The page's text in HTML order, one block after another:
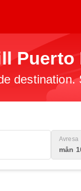
Puerto
Avresa
mån